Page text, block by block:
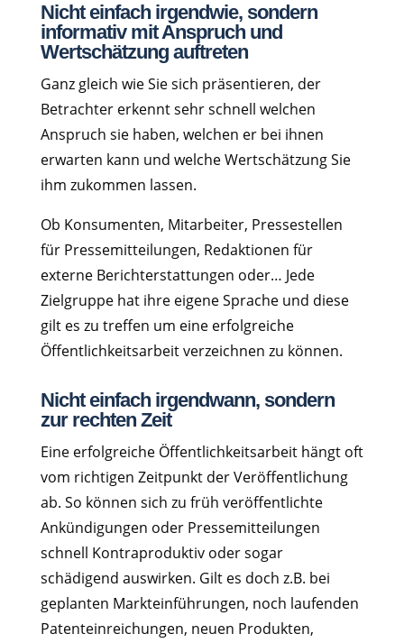
Nicht einfach irgendwie, sondern
informativ mit Anspruch und
Wertschätzung auftreten
Ganz gleich wie Sie sich präsentieren, der
Betrachter erkennt sehr schnell welchen
Anspruch sie haben, welchen er bei ihnen
erwarten kann und welche Wertschätzung Sie
ihm zukommen lassen.
Ob Konsumenten, Mitarbeiter, Pressestellen
für Pressemitteilungen, Redaktionen für
externe Berichterstattungen oder… Jede
Zielgruppe hat ihre eigene Sprache und diese
gilt es zu treffen um eine erfolgreiche
Öffentlichkeitsarbeit verzeichnen zu können.
Nicht einfach irgendwann, sondern
zur rechten Zeit
Eine erfolgreiche Öffentlichkeitsarbeit hängt oft
vom richtigen Zeitpunkt der Veröffentlichung
ab. So können sich zu früh veröffentlichte
Ankündigungen oder Pressemitteilungen
schnell Kontraproduktiv oder sogar
schädigend auswirken. Gilt es doch z.B. bei
geplanten Markteinführungen, noch laufenden
Patenteinreichungen, neuen Produkten,